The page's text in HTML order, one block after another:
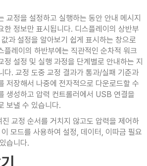
교정을 설정하고 실행하는 동안 안내 메시지
한 정보만 표시됩니다. 디스플레이의 상반부
과 설정을 알아보기 쉽게 표시하는 창으로
플레이의 하반부에는 직관적인 순차적 워크
정 설정 및 실행 과정을 단계별로 안내하는 지
다. 교정 도중 교정 결과가 통과/실패 기준과
저장해서 나중에 전자적으로 다운로드할 수
생성하고 압력 컨트롤러에서 USB 연결을
보낼 수 있습니다.
교정 순서를 거치지 않고도 압력을 제어하
모드를 사용하여 설정, 데이터, 이따금 필요
습니다.